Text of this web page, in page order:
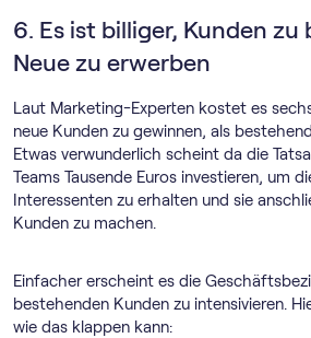
6. Es ist billiger, Kunden zu
Neue zu erwerben
Laut Marketing-Experten kostet es
neue Kunden zu gewinnen, als
Etwas verwunderlich scheint da die
Teams Tausende Euros investieren, um
Interessenten zu erhalten und sie
Kunden zu machen.
Einfacher erscheint es die
bestehenden Kunden zu intensivieren.
wie das klappen kann: